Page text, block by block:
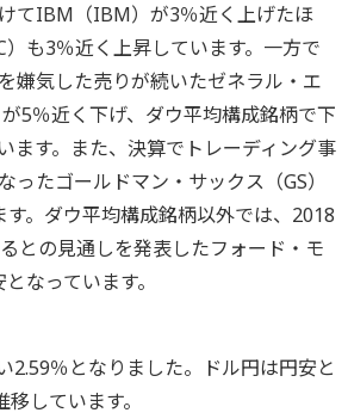
てIBM（IBM）が3％近く上げたほ
も3％近く上昇しています。一方で
嫌気した売りが続いたゼネラル・エ
5％近く下げ、ダウ平均構成銘柄で下
ます。また、決算でトレーディング事
ったゴールドマン・サックス（GS）
。ダウ平均構成銘柄以外では、2018
との見通しを発表したフォード・モ
なっています。
2.59％となりました。ドル円は円安と
しています。